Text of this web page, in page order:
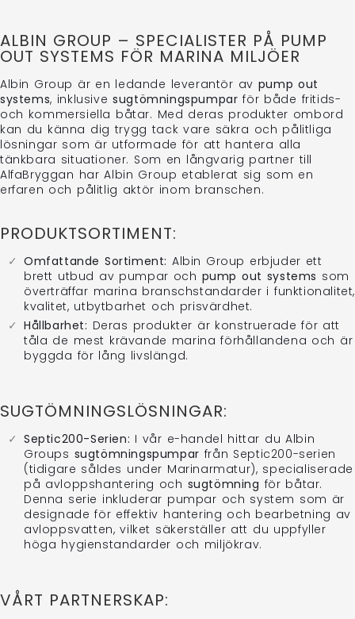
ALBIN GROUP – SPECIALISTER PÅ PUMP
OUT SYSTEMS FÖR MARINA MILJÖER
Albin Group är en ledande leverantör av pump out
systems, inklusivesugtömningspumpar för både fritids-
och kommersiella båtar. Med deras produkter ombord
kan du känna dig trygg tack vare säkra och pålitliga
lösningar som är utformade för att hantera alla
tänkbara situationer. Som en långvarig partner till
AlfaBryggan har Albin Group etablerat sig som en
erfaren och pålitlig aktör inom branschen.
PRODUKTSORTIMENT:
Omfattande Sortiment: Albin Group erbjuder ett
brett utbud av pumpar och pump out systems som
överträffar marina branschstandarder i funktionalitet,
kvalitet, utbytbarhet och prisvärdhet.
Hållbarhet: Deras produkter är konstruerade för att
tåla de mest krävande marina förhållandena och är
byggda för lång livslängd.
SUGTÖMNINGSLÖSNINGAR:
Septic200-Serien: I vår e-handel hittar du Albin
Groups sugtömningspumpar från Septic200-serien
(tidigare såldes under Marinarmatur), specialiserade
på avloppshantering och sugtömning för båtar.
Denna serie inkluderar pumpar och system som är
designade för effektiv hantering och bearbetning av
avloppsvatten, vilket säkerställer att du uppfyller
höga hygienstandarder och miljökrav.
VÅRT PARTNERSKAP: